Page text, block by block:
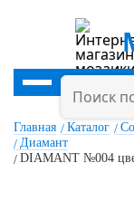
Главная Каталог
Диамант
DIAMANT №004